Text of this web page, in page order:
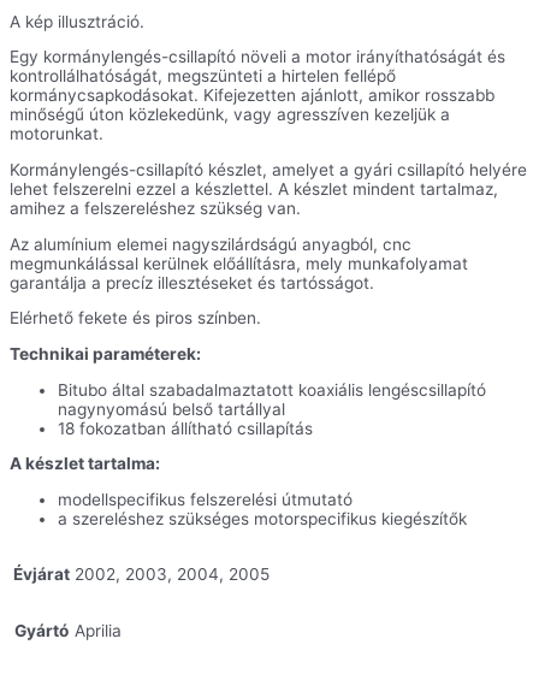
1000
'05
mennyiség
A kép illusztráció.
Egy kormánylengés-csillapító növeli a motor irányíthatóságát és
kontrollálhatóságát, megszünteti a hirtelen fellépő
kormánycsapkodásokat. Kifejezetten ajánlott, amikor rosszabb
minőségű úton közlekedünk, vagy agresszíven kezeljük a
motorunkat.
Kormánylengés-csillapító készlet, amelyet a gyári csillapító helyére
lehet felszerelni ezzel a készlettel. A készlet mindent tartalmaz,
amihez a felszereléshez szükség van.
Az alumínium elemei nagyszilárdságú anyagból, cnc
megmunkálással kerülnek előállításra, mely munkafolyamat
garantálja a precíz illesztéseket és tartósságot.
Elérhető fekete és piros színben.
Technikai paraméterek:
Bitubo által szabadalmaztatott koaxiális lengéscsillapító
nagynyomású belső tartállyal
18 fokozatban állítható csillapítás
A készlet tartalma:
modellspecifikus felszerelési útmutató
a szereléshez szükséges motorspecifikus kiegészítők
Évjárat 2002, 2003, 2004, 2005
Gyártó Aprilia